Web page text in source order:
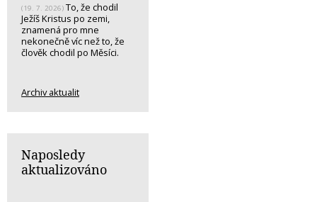
(19. 7. 2026) To, že chodil
Ježíš Kristus po zemi,
znamená pro mne
nekonečně víc než to, že
člověk chodil po Měsíci.
Archiv aktualit
Naposledy
aktualizováno